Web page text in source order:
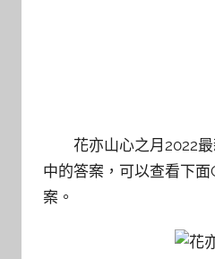
花亦山心之月2022
中的答案，可以查看下
案。